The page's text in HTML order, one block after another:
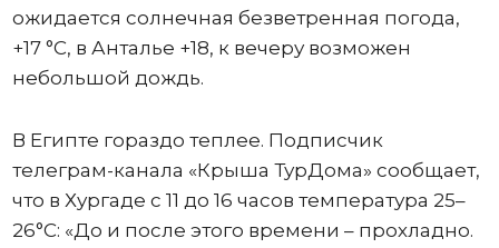
ожидается солнечная безветренная погода,
+17 °C, в Анталье +18, к вечеру возможен
небольшой дождь.
В Египте гораздо теплее. Подписчик
телеграм-канала «Крыша ТурДома» сообщает,
что в Хургаде с 11 до 16 часов температура 25–
26°C: «До и после этого времени – прохладно.